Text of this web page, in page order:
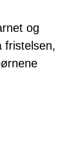
og
fristelsen,